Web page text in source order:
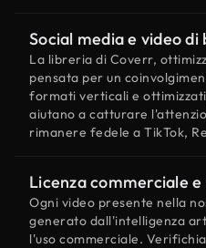
Social media e video
La libreria di Coverr,
pensata per un
formati verticali e
aiutano a catturare
rimanere fedele a TikTok,
Licenza commerciale
Ogni video presente nella
generato dall'intelligenza
l'uso commerciale.